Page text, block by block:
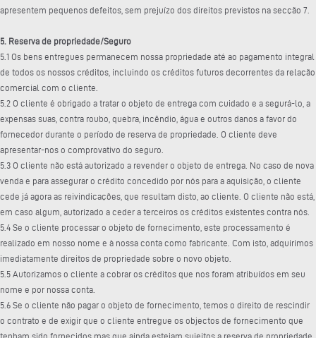
apresentem pequenos defeitos, sem prejuízo dos direitos previstos na secção 7.
5. Reserva de propriedade/Seguro
5.1 Os bens entregues permanecem nossa propriedade até ao pagamento integral
de todos os nossos créditos, incluindo os créditos futuros decorrentes da relação
comercial com o cliente.
5.2 O cliente é obrigado a tratar o objeto de entrega com cuidado e a segurá-lo, a
expensas suas, contra roubo, quebra, incêndio, água e outros danos a favor do
fornecedor durante o período de reserva de propriedade. O cliente deve
apresentar-nos o comprovativo do seguro.
5.3 O cliente não está autorizado a revender o objeto de entrega. No caso de nova
venda e para assegurar o crédito concedido por nós para a aquisição, o cliente
cede já agora as reivindicações, que resultam disto, ao cliente. O cliente não está,
em caso algum, autorizado a ceder a terceiros os créditos existentes contra nós.
5.4 Se o cliente processar o objeto de fornecimento, este processamento é
realizado em nosso nome e à nossa conta como fabricante. Com isto, adquirimos
imediatamente direitos de propriedade sobre o novo objeto.
5.5 Autorizamos o cliente a cobrar os créditos que nos foram atribuídos em seu
nome e por nossa conta.
5.6 Se o cliente não pagar o objeto de fornecimento, temos o direito de rescindir
o contrato e de exigir que o cliente entregue os objectos de fornecimento que
tenham sido fornecidos mas que ainda estejam sujeitos a reserva de propriedade.